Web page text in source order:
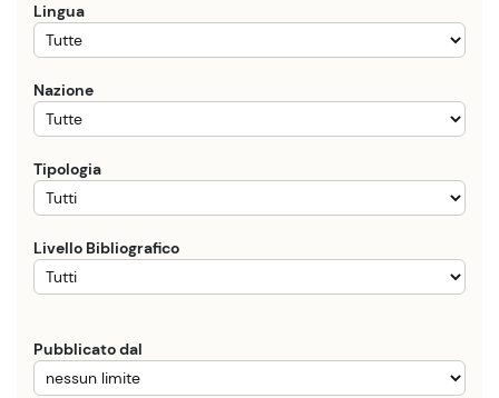
Lingua
Nazione
Tipologia
Livello Bibliografico
Pubblicato dal